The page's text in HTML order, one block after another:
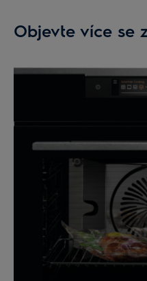
Objevte více se